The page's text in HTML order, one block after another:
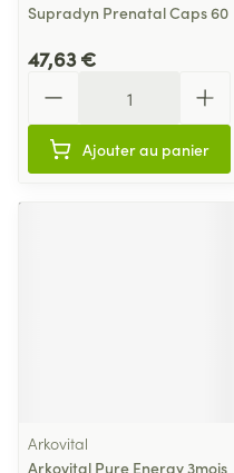
Supradyn Prenatal Caps 60
47,63 €
Ajouter au panier
Arkovital
Arkovital Pure Energy 3mois